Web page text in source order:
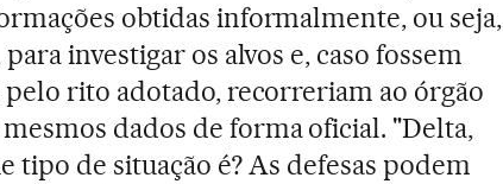
obtidas informalmente, ou seja,
investigar os alvos e, caso fossem
rito adotado, recorreriam ao órgão
dados de forma oficial. "Delta,
tipo de situação é? As defesas podem